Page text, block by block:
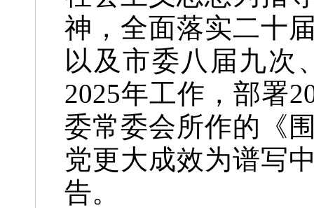
神，全面落实二十
以及市委八届九次
2025年工作，部署
委常委会所作的《
党更大成效为谱写
告。